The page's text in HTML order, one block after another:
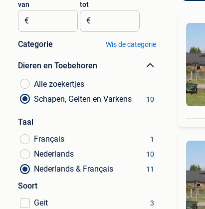
van
€
tot
€
Categorie Wis de categorie
Dieren en Toebehoren
Alle zoekertjes
Schapen, Geiten en Varkens
10
Taal
Français
1
Nederlands 10
Nederlands & Français 11
Soort
Geit
3